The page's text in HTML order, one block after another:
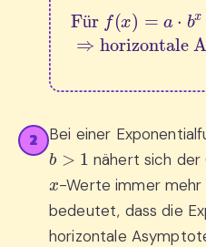
ü
Für f(x)= a⋅ bx
horizontale
2 Bei einer
b nähert sich
-Werte immer
bedeutet, dass die
horizontale